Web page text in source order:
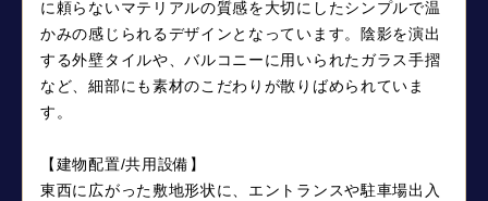
に頼らないマテリアルの質感を大切にしたシンプルで温
かみの感じられるデザインとなっています。陰影を演出
する外壁タイルや、バルコニーに用いられたガラス手摺
など、細部にも素材のこだわりが散りばめられていま
す。
【建物配置/共用設備】
東西に広がった敷地形状に、エントランスや駐車場出入